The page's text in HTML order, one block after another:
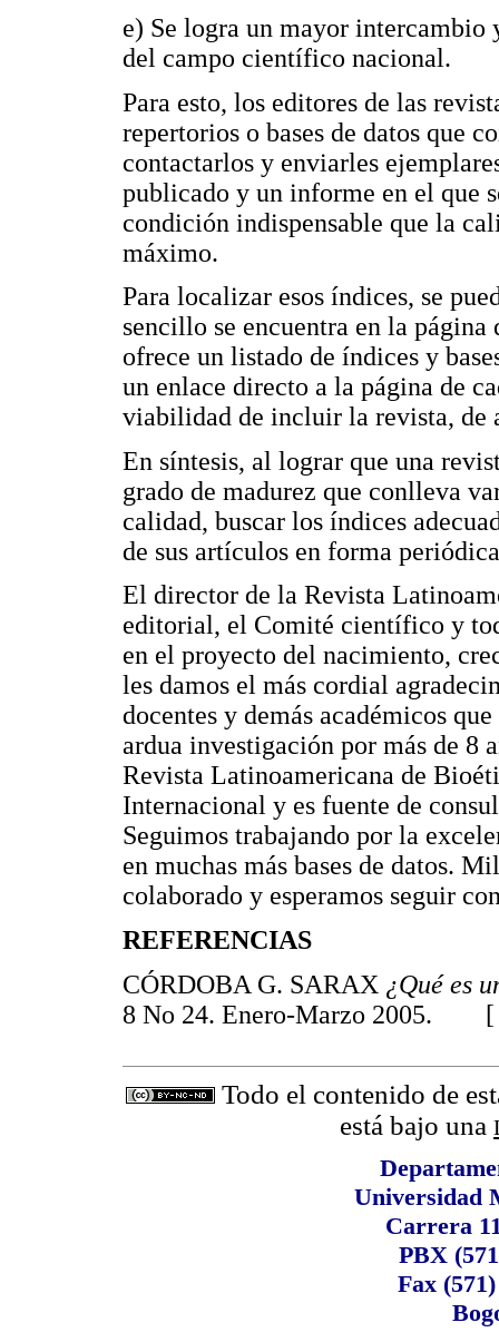
e) Se logra un mayor intercambio
del campo científico nacional.
Para esto, los editores de las
repertorios o bases de datos que
contactarlos y enviarles
publicado y un informe en el que
condición indispensable que la
máximo.
Para localizar esos índices, se
sencillo se encuentra en la
ofrece un listado de índices y
un enlace directo a la página de
viabilidad de incluir la revista, de
En síntesis, al lograr que una
grado de madurez que conlleva
calidad, buscar los índices
de sus artículos en forma
El director de la Revista
editorial, el Comité científico y
en el proyecto del nacimiento,
les damos el más cordial
docentes y demás académicos
ardua investigación por más de 8
Revista Latinoamericana de
Internacional y es fuente de
Seguimos trabajando por la
en muchas más bases de datos.
colaborado y esperamos seguir
REFERENCIAS
CÓRDOBA G. SARAX ¿Qué es
8 No 24. Enero-Marzo 2005.
Todo el contenido de
está bajo una
Universidad
Carrera
PBX
Fax